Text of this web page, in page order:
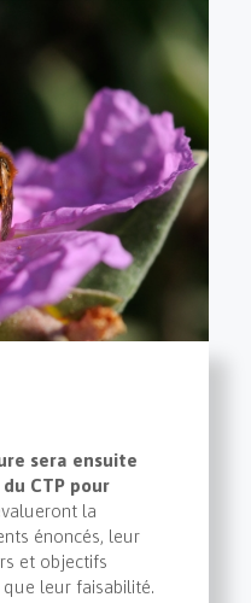
sera ensuite
CTP pour
la
énoncés, leur
et objectifs
leur faisabilité.